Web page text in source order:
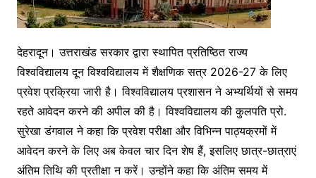
देहरादून। उत्तराखंड सरकार द्वारा स्थापित प्रतिष्ठित राज्य
विश्वविद्यालय दून विश्वविद्यालय में शैक्षणिक सत्र 2026-27 के लिए
प्रवेश प्रक्रिया जारी है। विश्वविद्यालय प्रशासन ने अभ्यर्थियों से समय
रहते आवेदन करने की अपील की है। विश्वविद्यालय की कुलपति प्रो.
सुरेखा डंगवाल ने कहा कि प्रवेश परीक्षा और विभिन्न पाठ्यक्रमों में
आवेदन करने के लिए अब केवल चार दिन शेष हैं, इसलिए छात्र-छात्राएं
अंतिम तिथि की प्रतीक्षा न करें। उन्होंने कहा कि अंतिम समय में